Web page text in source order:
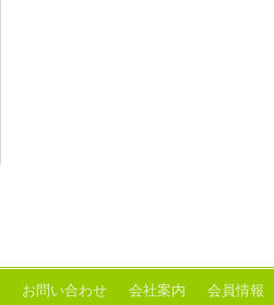
お問い合わせ 会社案内 会員情報